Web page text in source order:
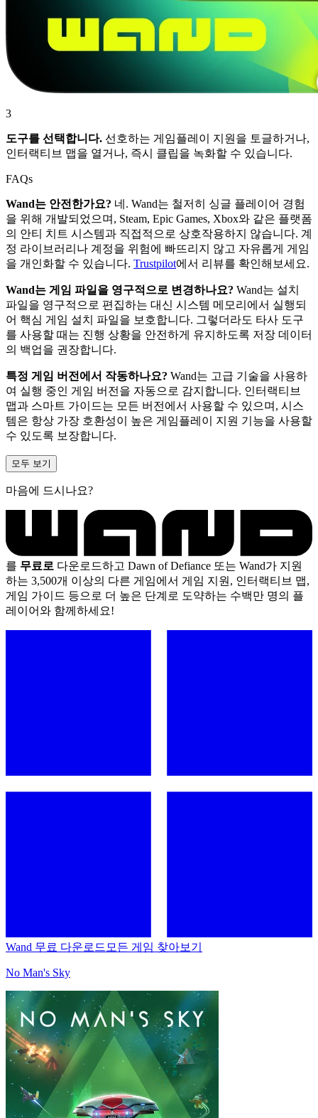
3
도구를 선택합니다. 선호하는 게임플레이 지원을 토글하거나,
인터랙티브 맵을 열거나, 즉시 클립을 녹화할 수 있습니다.
FAQs
Wand는 안전한가요? 네. Wand는 철저히 싱글 플레이어 경험
을 위해 개발되었으며, Steam, Epic Games, Xbox와 같은 플랫폼
의 안티 치트 시스템과 직접적으로 상호작용하지 않습니다. 계
정 라이브러리나 계정을 위험에 빠뜨리지 않고 자유롭게 게임
을 개인화할 수 있습니다. Trustpilot에서 리뷰를 확인해보세요.
Wand는 게임 파일을 영구적으로 변경하나요? Wand는 설치
파일을 영구적으로 편집하는 대신 시스템 메모리에서 실행되
어 핵심 게임 설치 파일을 보호합니다. 그렇더라도 타사 도구
를 사용할 때는 진행 상황을 안전하게 유지하도록 저장 데이터
의 백업을 권장합니다.
특정 게임 버전에서 작동하나요? Wand는 고급 기술을 사용하
여 실행 중인 게임 버전을 자동으로 감지합니다. 인터랙티브
맵과 스마트 가이드는 모든 버전에서 사용할 수 있으며, 시스
템은 항상 가장 호환성이 높은 게임플레이 지원 기능을 사용할
수 있도록 보장합니다.
모두 보기
마음에 드시나요?
를 무료로 다운로드하고 Dawn of Defiance 또는 Wand가 지원
하는 3,500개 이상의 다른 게임에서 게임 지원, 인터랙티브 맵,
게임 가이드 등으로 더 높은 단계로 도약하는 수백만 명의 플
레이어와 함께하세요!
Wand 무료 다운로드 모든 게임 찾아보기
No Man's Sky